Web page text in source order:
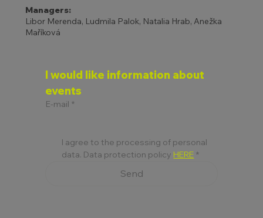
Managers:
Libor Merenda, Ludmila Palok, Natalia Hrab, Anežka
Maříková
I would like information about
events
E-mail *
I agree to the processing of personal
data. Data protection policy HERE *
Send